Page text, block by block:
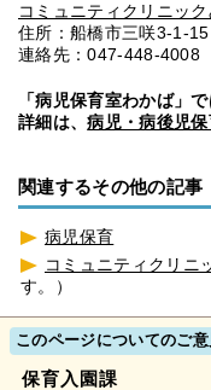
コミュニティクリニッ
住所：船橋市三咲3-1-15
連絡先：047-448-4008
「病児保育室わかば」
詳細は、病児・病後児
関連するその他の記事
病児保育
コミュニティクリニ
す。）
このページについてのご
保育入園課